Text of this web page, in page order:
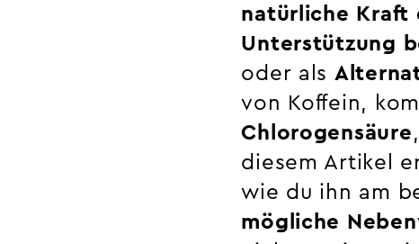
natürliche Kraft
Unterstützung
oder als
von Koffein,
Chlorogensäure
diesem Artikel
wie du ihn am
mögliche